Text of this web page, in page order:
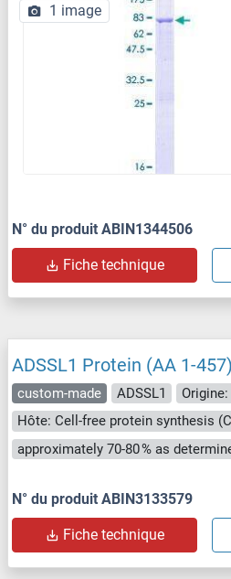
1 image
N° du produit ABIN1344506
Fiche technique
ADSSL1 Protein (AA 1-
custom-made ADSSL1
Hôte: Cell-free protein synthesis
N° du produit ABIN3133579
Fiche technique